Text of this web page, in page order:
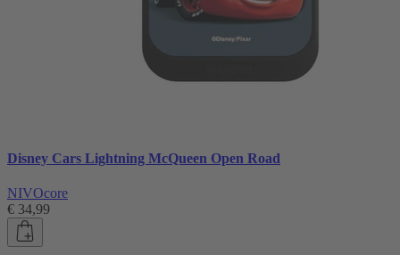
Disney Cars Lightning McQueen Open Road
NIVOcore
€ 34,99